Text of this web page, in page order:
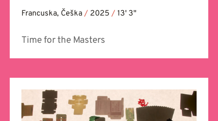
Francuska, Češka / 2025 / 13' 3''
Time for the Masters